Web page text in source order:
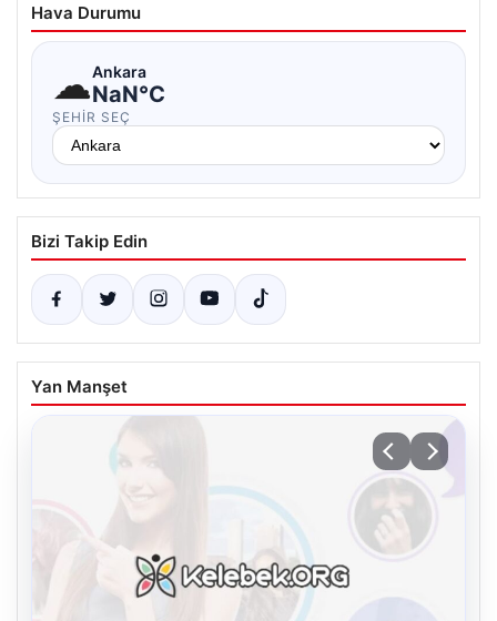
Hava Durumu
☁Ankara
NaN°C
ŞEHIR SEÇ
Bizi Takip Edin
Yan Manşet